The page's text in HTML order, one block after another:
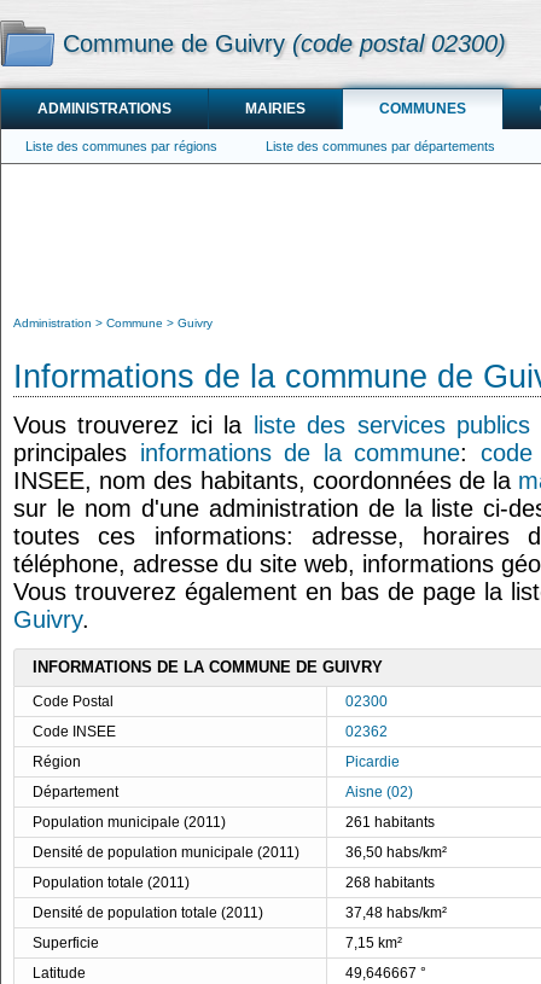
Commune de Guivry (code postal 02300)
ADMINISTRATIONS MAIRIES COMMUNES
Liste des communes par régions Liste des communes par départements
Administration Commune Guivry
Informations de la commune de
Vous trouverez ici la
liste des services
principales informations de la commune:
INSEE, nom des habitants, coordonnées de la
sur le nom d'une administration de la liste ci-
toutes ces informations: adresse, horaires
téléphone, adresse du site web, informations
Vous trouverez également en bas de page la
Guivry.
INFORMATIONS DE LA COMMUNE DE GUIVRY
Code Postal
02300
Code INSEE
02362
Région
Picardie
Département
Aisne (02)
Population municipale (2011)
261 habitants
Densité de population municipale (2011)
36,50 habs/km²
Population totale (2011)
268 habitants
Densité de population totale (2011)
37,48 habs/km²
Superficie
7,15 km²
Latitude
49,646667 °